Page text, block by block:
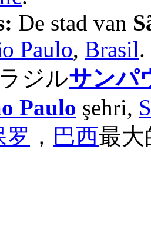
De stad van
Paulo, Brasil.
ジルサンパ
Paulo şehri,
罗 ， 巴西最大